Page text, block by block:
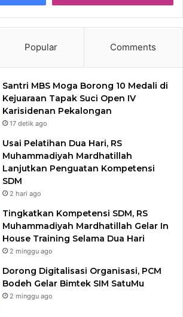
Popular Comments
Santri MBS Moga Borong 10 Medali di
Kejuaraan Tapak Suci Open IV
Karisidenan Pekalongan
17 detik ago
Usai Pelatihan Dua Hari, RS
Muhammadiyah Mardhatillah
Lanjutkan Penguatan Kompetensi
SDM
2 hari ago
Tingkatkan Kompetensi SDM, RS
Muhammadiyah Mardhatillah Gelar In
House Training Selama Dua Hari
2 minggu ago
Dorong Digitalisasi Organisasi, PCM
Bodeh Gelar Bimtek SIM SatuMu​
2 minggu ago